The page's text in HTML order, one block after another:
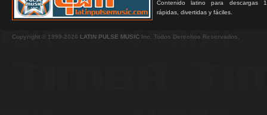
Contenido latino para descargas
rápidas, divertidas y fáciles.
Copyright © 1999-2026 LATIN PULSE MUSIC Inc. Todos Derechos Reservados.